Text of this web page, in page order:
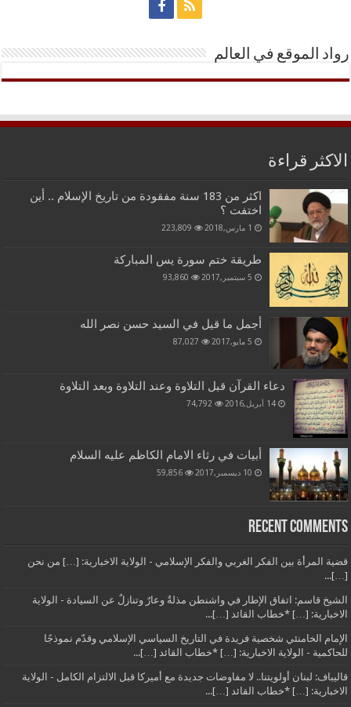
رواد الموقع في العالم
الاكثر قراءة
اكثر من 183 سنة مفقودة من تاريخ الإسلام .. أين
اختفت ؟
1 مارس,2018 223,809
طريقة ختم سورة يس المباركة
5 سبتمبر,2017 93,860
أجمل ما قيل في السيد حسن نصر الله
5 مايو,2017 87,027
دعاء القرآن قبل التلاوة وعند التلاوة وبعد التلاوة
14 أبريل,2016 74,792
أبيات في رثاء الامام الكاظم عليه السلام
10 ديسمبر,2017 59,856
Recent Comments
قضية المرأة بين الفكر الغربي والفكر الإسلامي - الولاية الاخبارية: […] من نحن
[…]...
الشيخ قاسم: اتفاق الإطار في واشنطن مذلةٌ وعارٌ وتنازلٌ عن السيادة - الولاية
الاخبارية: […] *خطاب القائد […]...
الإمام الخامنئي شخصية فريدة في التاريخ السياسي الإسلامي وقدّم نموذجًا
للحاكمية - الولاية الاخبارية: […] *خطاب القائد […]...
قاليباف: لبنان أولويتنا.. لا مفاوضات جديدة مع أميركا قبل الالتزام الكامل - الولاية
الاخبارية: […] *خطاب القائد […]...